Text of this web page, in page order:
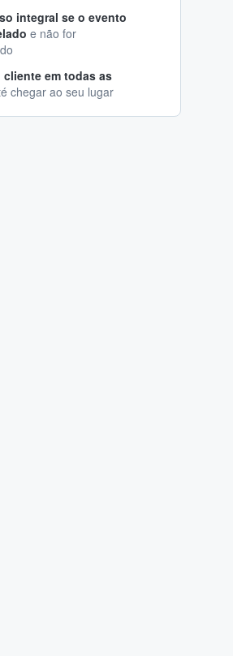
integral se o evento
e não for
em todas as
chegar ao seu lugar